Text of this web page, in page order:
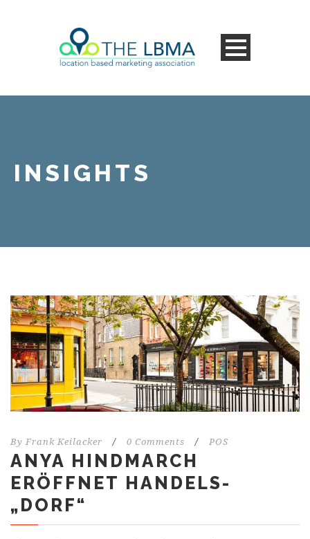
INSIGHTS
By Frank Keilacker / 0 Comments / POS
ANYA HINDMARCH
ERÖFFNET HANDELS-
„DORF“